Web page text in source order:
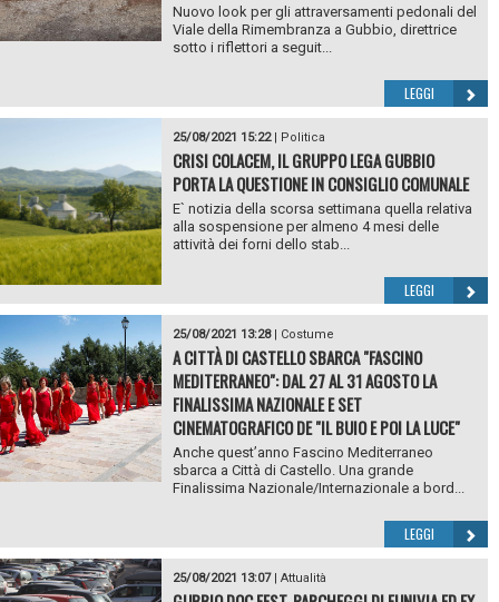
Nuovo look per gli attraversamenti pedonali del
Viale della Rimembranza a Gubbio, direttrice
sotto i riflettori a seguit...
LEGGI
25/08/2021 15:22| Politica
CRISI COLACEM, IL GRUPPO LEGA GUBBIO
PORTA LA QUESTIONE IN CONSIGLIO COMUNALE
E` notizia della scorsa settimana quella relativa
alla sospensione per almeno 4 mesi delle
attività dei forni dello stab...
LEGGI
25/08/2021 13:28| Costume
A CITTÀ DI CASTELLO SBARCA "FASCINO
MEDITERRANEO": DAL 27 AL 31 AGOSTO LA
FINALISSIMA NAZIONALE E SET
CINEMATOGRAFICO DE "IL BUIO E POI LA LUCE"
Anche quest’anno Fascino Mediterraneo
sbarca a Città di Castello. Una grande
Finalissima Nazionale/Internazionale a bord...
LEGGI
25/08/2021 13:07| Attualità